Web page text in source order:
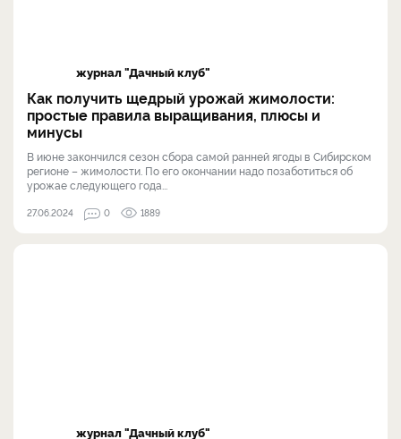
журнал "Дачный клуб"
Как получить щедрый урожай жимолости:
простые правила выращивания, плюсы и
минусы
В июне закончился сезон сбора самой ранней ягоды в Сибирском
регионе – жимолости. По его окончании надо позаботиться об
урожае следующего года...
27.06.2024 0 1889
журнал "Дачный клуб"